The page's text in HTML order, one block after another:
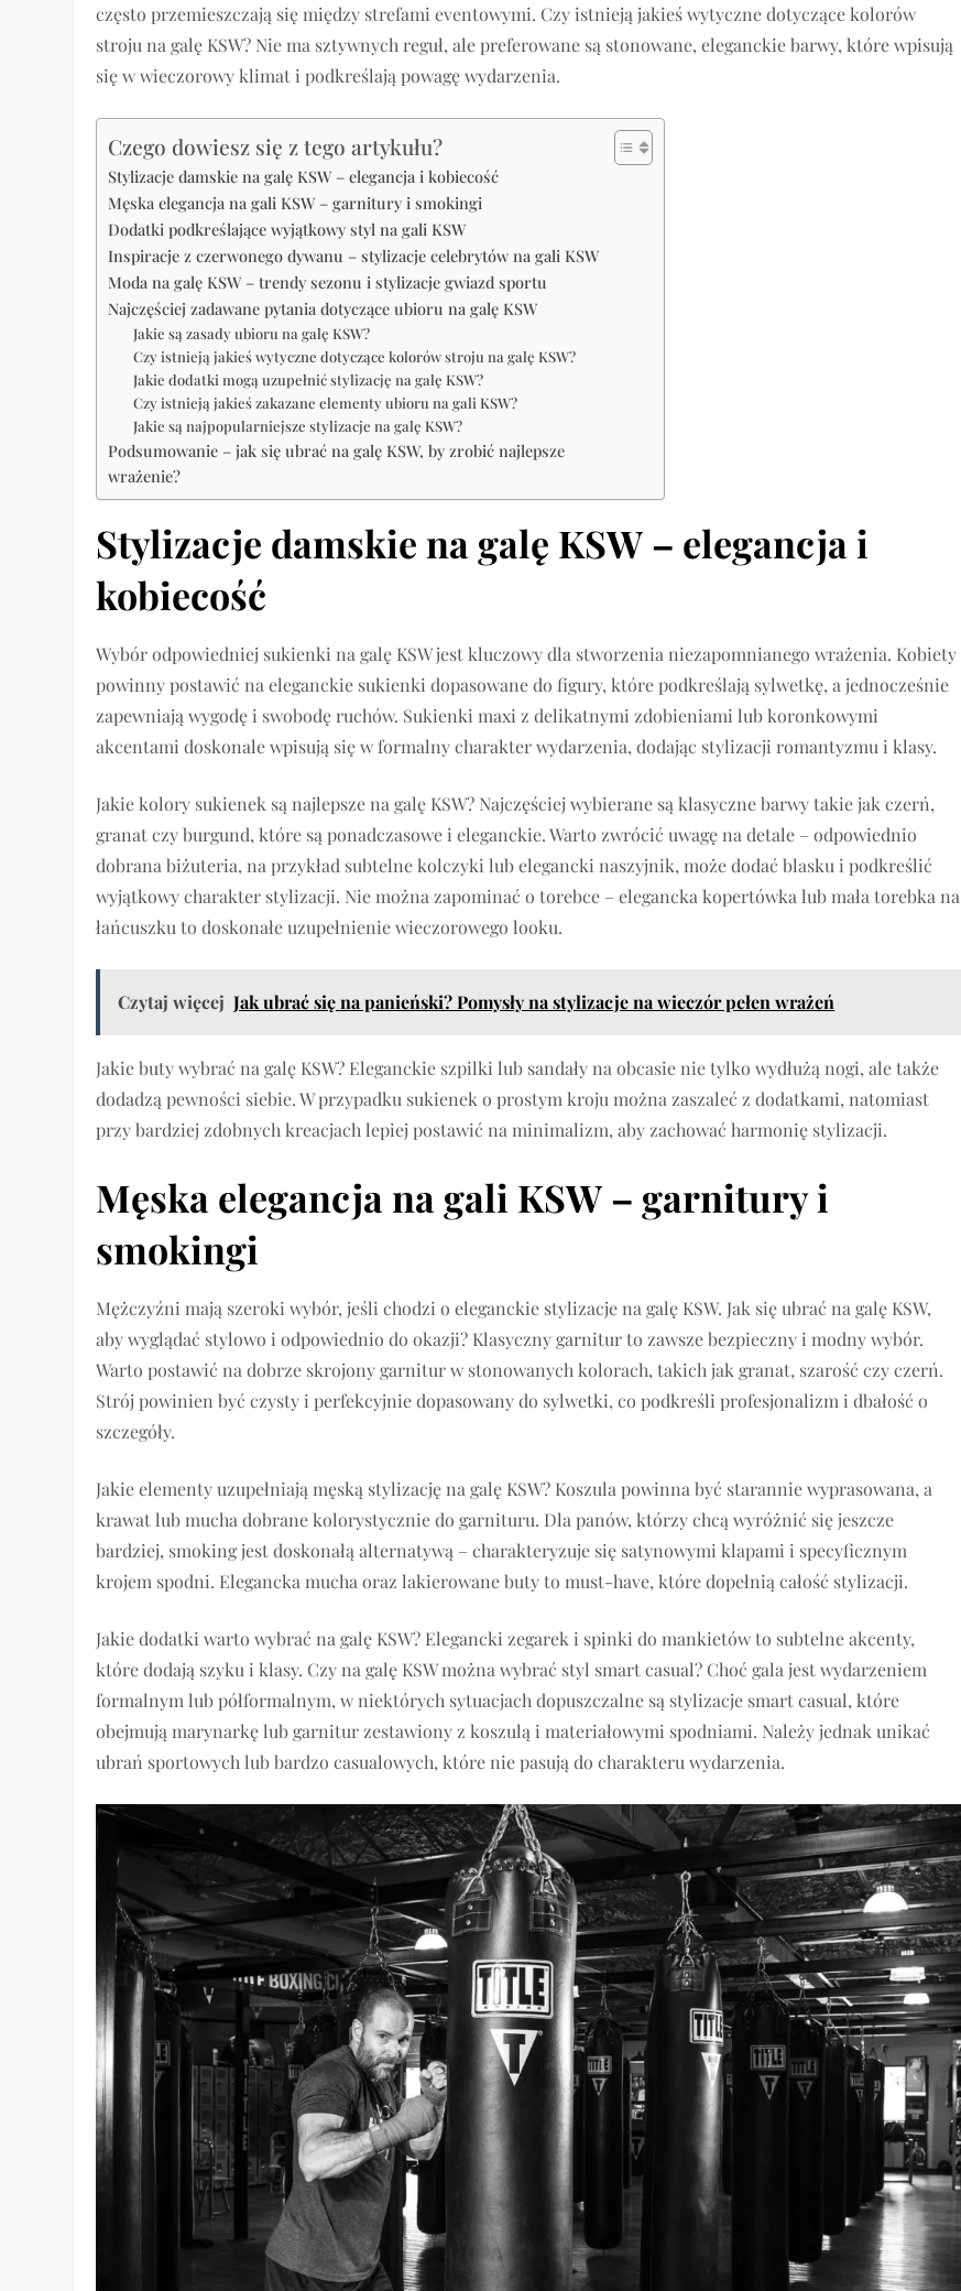
często przemieszczają się między strefami eventowymi. Czy istnieją jakieś wytyczne dotyczące kolorów
stroju na galę KSW? Nie ma sztywnych reguł, ale preferowane są stonowane, eleganckie barwy, które wpisują
się w wieczorowy klimat i podkreślają powagę wydarzenia.
Czego dowiesz się z tego artykułu?
Stylizacje damskie na galę KSW – elegancja i kobiecość
Męska elegancja na gali KSW – garnitury i smokingi
Dodatki podkreślające wyjątkowy styl na gali KSW
Inspiracje z czerwonego dywanu – stylizacje celebrytów na gali KSW
Moda na galę KSW – trendy sezonu i stylizacje gwiazd sportu
Najczęściej zadawane pytania dotyczące ubioru na galę KSW
Jakie są zasady ubioru na galę KSW?
Czy istnieją jakieś wytyczne dotyczące kolorów stroju na galę KSW?
Jakie dodatki mogą uzupełnić stylizację na galę KSW?
Czy istnieją jakieś zakazane elementy ubioru na gali KSW?
Jakie są najpopularniejsze stylizacje na galę KSW?
Podsumowanie – jak się ubrać na galę KSW, by zrobić najlepsze
wrażenie?
Stylizacje damskie na galę KSW – elegancja i
kobiecość
Wybór odpowiedniej sukienki na galę KSW jest kluczowy dla stworzenia niezapomnianego wrażenia. Kobiety
powinny postawić na eleganckie sukienki dopasowane do figury, które podkreślają sylwetkę, a jednocześnie
zapewniają wygodę i swobodę ruchów. Sukienki maxi z delikatnymi zdobieniami lub koronkowymi
akcentami doskonale wpisują się w formalny charakter wydarzenia, dodając stylizacji romantyzmu i klasy.
Jakie kolory sukienek są najlepsze na galę KSW? Najczęściej wybierane są klasyczne barwy takie jak czerń,
granat czy burgund, które są ponadczasowe i eleganckie. Warto zwrócić uwagę na detale – odpowiednio
dobrana biżuteria, na przykład subtelne kolczyki lub elegancki naszyjnik, może dodać blasku i podkreślić
wyjątkowy charakter stylizacji. Nie można zapominać o torebce – elegancka kopertówka lub mała torebka na
łańcuszku to doskonałe uzupełnienie wieczorowego looku.
Czytaj więcej Jak ubrać się na panieński? Pomysły na stylizacje na wieczór pełen wrażeń
Jakie buty wybrać na galę KSW? Eleganckie szpilki lub sandały na obcasie nie tylko wydłużą nogi, ale także
dodadzą pewności siebie. W przypadku sukienek o prostym kroju można zaszaleć z dodatkami, natomiast
przy bardziej zdobnych kreacjach lepiej postawić na minimalizm, aby zachować harmonię stylizacji.
Męska elegancja na gali KSW – garnitury i
smokingi
Mężczyźni mają szeroki wybór, jeśli chodzi o eleganckie stylizacje na galę KSW. Jak się ubrać na galę KSW,
aby wyglądać stylowo i odpowiednio do okazji? Klasyczny garnitur to zawsze bezpieczny i modny wybór.
Warto postawić na dobrze skrojony garnitur w stonowanych kolorach, takich jak granat, szarość czy czerń.
Strój powinien być czysty i perfekcyjnie dopasowany do sylwetki, co podkreśli profesjonalizm i dbałość o
szczegóły.
Jakie elementy uzupełniają męską stylizację na galę KSW? Koszula powinna być starannie wyprasowana, a
krawat lub mucha dobrane kolorystycznie do garnituru. Dla panów, którzy chcą wyróżnić się jeszcze
bardziej, smoking jest doskonałą alternatywą – charakteryzuje się satynowymi klapami i specyficznym
krojem spodni. Elegancka mucha oraz lakierowane buty to must-have, które dopełnią całość stylizacji.
Jakie dodatki warto wybrać na galę KSW? Elegancki zegarek i spinki do mankietów to subtelne akcenty,
które dodają szyku i klasy. Czy na galę KSW można wybrać styl smart casual? Choć gala jest wydarzeniem
formalnym lub półformalnym, w niektórych sytuacjach dopuszczalne są stylizacje smart casual, które
obejmują marynarkę lub garnitur zestawiony z koszulą i materiałowymi spodniami. Należy jednak unikać
ubrań sportowych lub bardzo casualowych, które nie pasują do charakteru wydarzenia.